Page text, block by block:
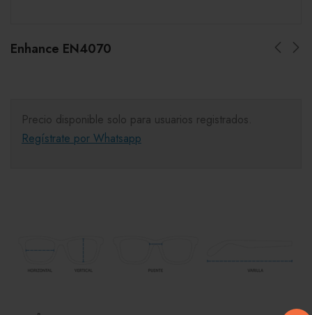
Enhance EN4070
Precio disponible solo para usuarios registrados.
Regístrate por Whatsapp